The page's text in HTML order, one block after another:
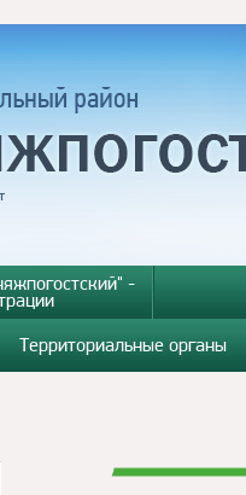
-
Территориальные органы